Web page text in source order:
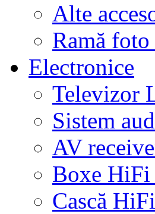
Alte
Ramă
Electronice
Televizor
Sistem
AV
Boxe
Cască HiFi